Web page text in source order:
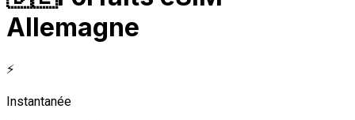
Allemagne
⚡
Instantanée